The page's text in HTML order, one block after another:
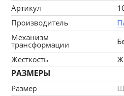
отдыху. Высокие деревянные
уборку в помещении, в том
пылесоса.
Почему выбирают диван «Брайтон-2
широкие подлокотники
:
Артикул
Производитель
Механизм
трансформации
Жесткость
РАЗМЕРЫ
Размер Ш